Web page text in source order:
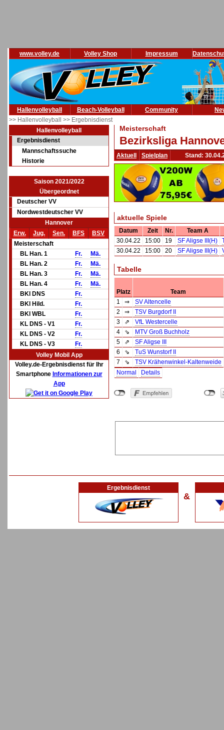
www.volley.de Volley Shop Impressum
Hallenvolleyball Beach-Volleyball Community
>> Hallenvolleyball >> Ergebnisdienst
Hallenvolleyball
Ergebnisdienst
Mannschaftssuche
Historie
Saison 2021/2022
Übergeordnet
Deutscher VV
Nordwestdeutscher VV
Hannover
Erw.
Jug. Sen. BFS
BSV
Meisterschaft
BL Han. 1
Fr.
Mä.
BL Han. 2
Fr.
Mä.
BL Han. 3
Fr.
Mä.
BL Han. 4
Fr.
Mä.
BKl DNS
Fr.
BKl Hild.
Fr.
BKl WBL
Fr.
KL DNS - V1
Fr.
KL DNS - V2
Fr.
KL DNS - V3
Fr.
Volley Mobil App
Volley.de-Ergebnisdienst für Ihr
Smartphone Informationen zur
App
Meisterschaft
Bezirksliga
Aktuell Spielplan Stand:
aktuelle Spiele
Datum Zeit Nr.
Team A
30.04.22
15:00 19 SF Aligse III(H)
30.04.22
15:00 20 SF Aligse III(H)
Tabelle
Platz
Team
1
⇒
SV Altencelle
2
⇒
TSV Burgdorf II
3
⇗
VfL Westercelle
4
⇘
MTV Groß Buchholz
5
⇗
SF Aligse III
6
⇘
TuS Wunstorf II
7
⇘
TSV Krähenwinkel-Kaltenweide
Normal
Details
Ergebnisdienst
&